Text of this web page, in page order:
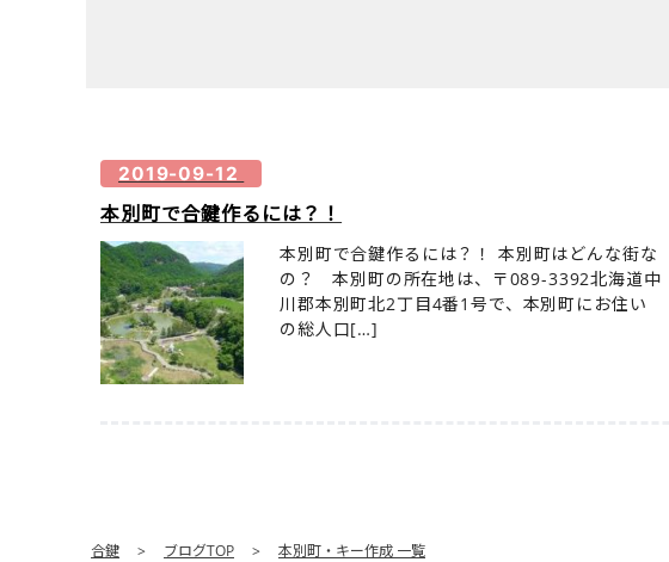
2019-09-12
本別町で合鍵作るには？！
本別町で合鍵作るには？！ 本別町はどんな街な
の？ 本別町の所在地は、〒089-3392北海道中
川郡本別町北2丁目4番1号で、本別町にお住い
の総人口[…]
合鍵 > ブログTOP > 本別町・キー作成 一覧